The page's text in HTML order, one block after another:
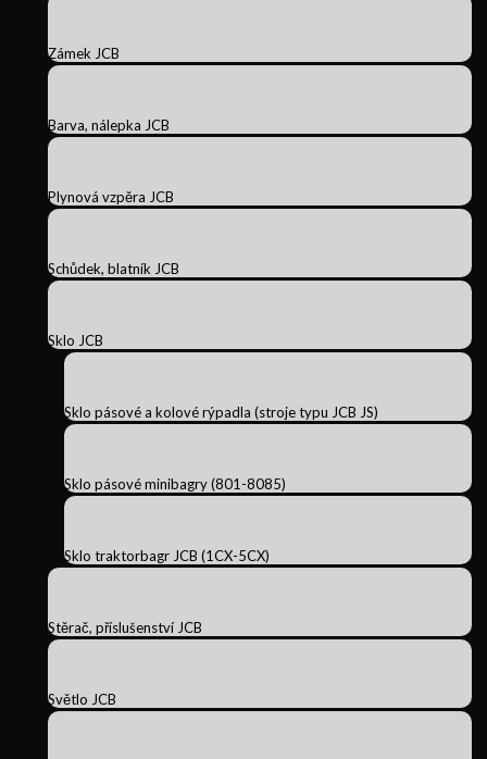
Zámek JCB
Barva, nálepka JCB
Plynová vzpěra JCB
Schůdek, blatník JCB
Sklo JCB
Sklo pásové a kolové rýpadla (stroje typu JCB JS)
Sklo pásové minibagry (801-8085)
Sklo traktorbagr JCB (1CX-5CX)
Stěrač, příslušenství JCB
Světlo JCB